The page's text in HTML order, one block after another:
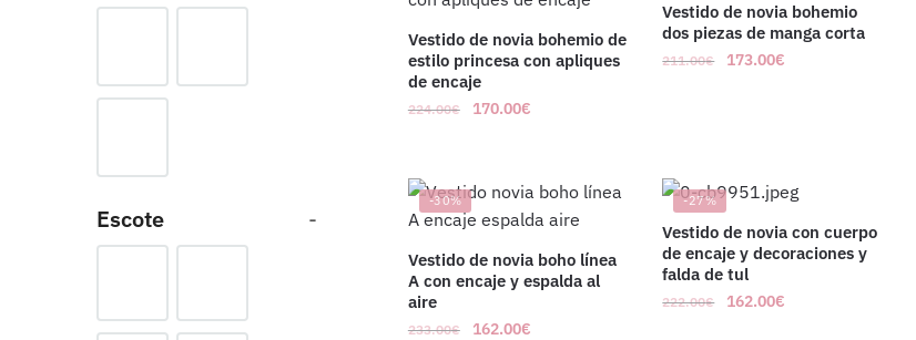
Vestido de novia bohemio de
estilo princesa con apliques
de encaje
224.00€ 170.00€
Vestido de novia bohemio
dos piezas de manga corta
211.00€ 173.00€
-30%
Vestido de novia boho línea
A con encaje y espalda al
aire
233.00€ 162.00€
-27%
Vestido de novia con cuerpo
de encaje y decoraciones y
falda de tul
222.00€ 162.00€
Escote -